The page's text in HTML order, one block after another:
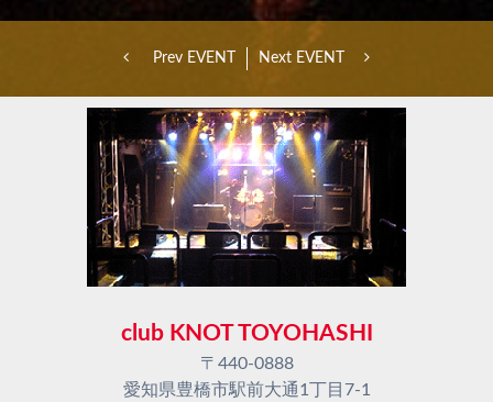
Prev EVENT Next EVENT
club KNOT TOYOHASHI
〒440-0888
愛知県豊橋市駅前大通1丁目7-1